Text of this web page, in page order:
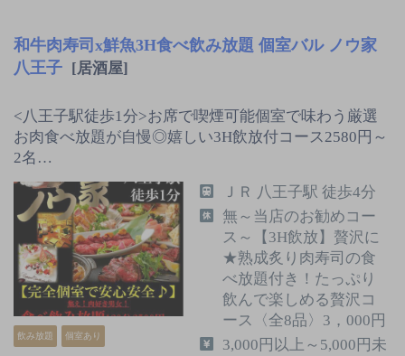
和牛肉寿司x鮮魚3H食べ飲み放題 個室バル ノウ家
八王子
[居酒屋]
<八王子駅徒歩1分>お席で喫煙可能個室で味わう厳選
お肉食べ放題が自慢◎嬉しい3H飲放付コース2580円～
2名…
飲み放題 個室あり
ＪＲ 八王子駅 徒歩4分
無～当店のお勧めコー
ス～【3H飲放】贅沢に
★熟成炙り肉寿司の食
べ放題付き！たっぷり
飲んで楽しめる贅沢コ
ース〈全8品〉3，000円
3,000円以上～5,000円未